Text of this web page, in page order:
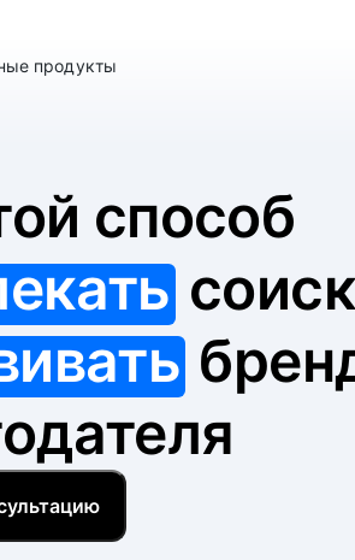
продукты
способ